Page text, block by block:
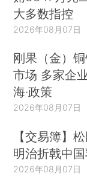
大多数指控
2026年08月07日
刚果（金）
市场 多家企
海·政策
2026年08月07日
【交易簿】
明治折戟中
2026年08月07日